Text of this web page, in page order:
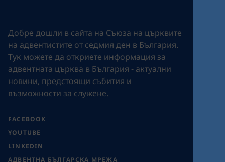
Добре дошли в сайта на Съюза на църквите
на адвентистите от седмия ден в България.
Tук можете да откриете информация за
адвентната църква в България - актуални
новини, предстоящи събития и
възможности за служене.
FACEBOOK
YOUTUBE
LINKEDIN
АДВЕНТНА БЪЛГАРСКА МРЕЖА